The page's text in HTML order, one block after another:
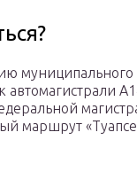
муниципального
автомагистрали
маршрут